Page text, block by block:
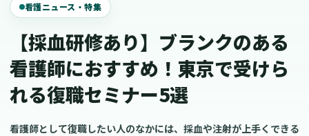
看護ニュース・特集
【採血研修あり】ブランクのある
看護師におすすめ！東京で受けら
れる復職セミナー5選
看護師として復職したい人のなかには、採血や注射が上手くできる